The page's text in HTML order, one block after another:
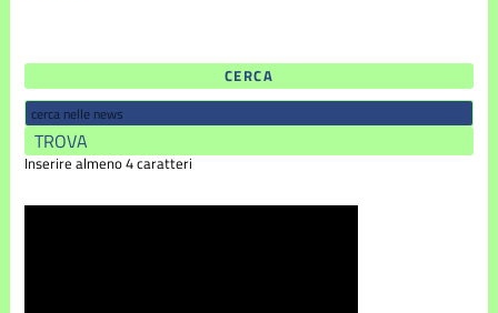
CERCA
Inserire almeno 4 caratteri